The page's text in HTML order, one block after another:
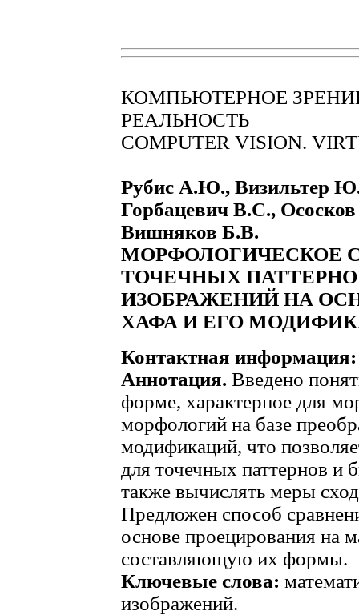
КОМПЬЮТЕРНОЕ
РЕАЛЬНОСТЬ
COMPUTER VISION.
Рубис А.Ю., Визильтер
Горбацевич В.С.,
Вишняков Б.В.
МОРФОЛОГИЧЕСКОЕ
ТОЧЕЧНЫХ
ИЗОБРАЖЕНИЙ НА
ХАФА И ЕГО
Контактная информация:
Аннотация. Введено
форме, характерное для
морфологий на базе
модификаций, что
для точечных паттернов и
также вычислять меры
Предложен способ
основе проецирования на
составляющую их формы.
Ключевые слова:
изображений.